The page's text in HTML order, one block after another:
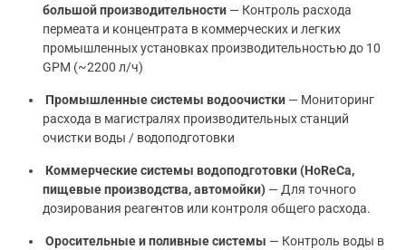
большой производительности — Контроль расхода
пермеата и концентрата в коммерческих и легких
промышленных установках производительностью до 10
GPM (~2200 л/ч)
Промышленные системы водоочистки — Мониторинг
расхода в магистралях производительных станций
очистки воды / водоподготовки
Коммерческие системы водоподготовки (HoReCa,
пищевые производства, автомойки) — Для точного
дозирования реагентов или контроля общего расхода.
Оросительные и поливные системы — Контроль воды в